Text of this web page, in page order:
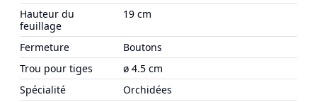
Hauteur du
feuillage
19 cm
Fermeture
Boutons
Trou pour tiges
ø 4.5 cm
Spécialité
Orchidées